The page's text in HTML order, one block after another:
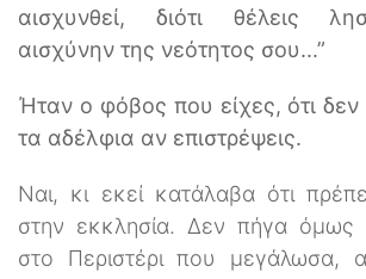
αισχυνθεί, διότι θέλεις
αισχύνην της νεότητος σου...”
Ήταν ο φόβος που είχες, ότι
τα αδέλφια αν επιστρέψεις.
Ναι, κι εκεί κατάλαβα ότι
στην εκκλησία. Δεν πήγα όμως
στο Περιστέρι που μεγάλωσα,